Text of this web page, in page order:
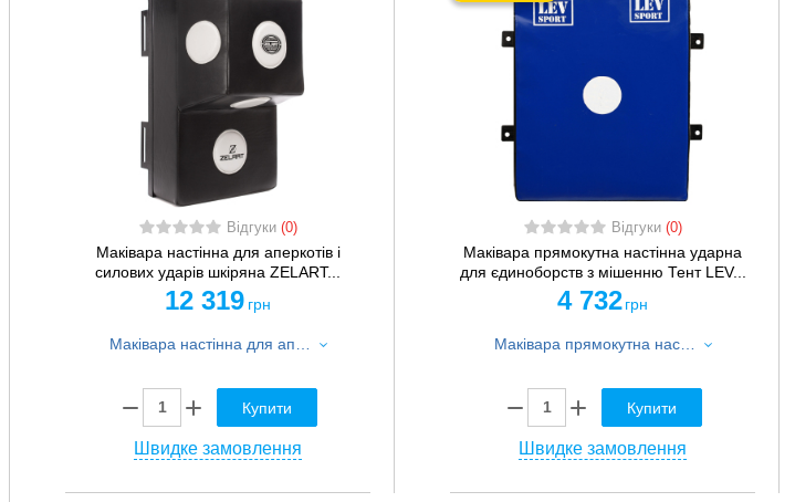
Відгуки (0)
Маківара настінна для аперкотів і
силових ударів шкіряна ZELART...
12 319 грн
Купити
Швидке замовлення
Відгуки (0)
Маківара прямокутна настінна ударна
для єдиноборств з мішенню Тент LEV...
4 732 грн
Купити
Швидке замовлення